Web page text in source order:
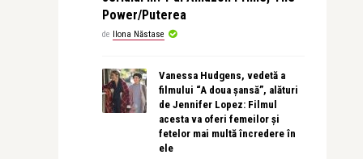
Power/Puterea
de Ilona Năstase
Vanessa Hudgens, vedetă a
filmului “A doua șansă”, alături
de Jennifer Lopez: Filmul
acesta va oferi femeilor și
fetelor mai multă încredere în
ele